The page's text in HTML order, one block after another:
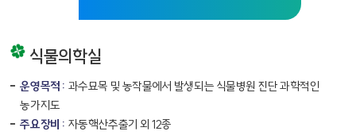
식물의학실
운영목적 : 과수묘목 및 농작물에서 발생되는 식물병원 진단 과학적인
농가지도
주요장비 : 자동핵산추출기 외 12종